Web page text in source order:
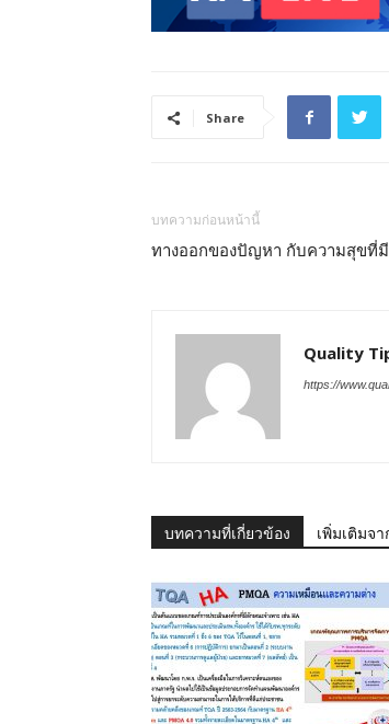
Share
บทความก่อนหน้านี้
ทางออกของปัญหา กับความสุขที่
Quality
https://
บทความที่เกี่ยวข้อง เพิ่มเติมจ